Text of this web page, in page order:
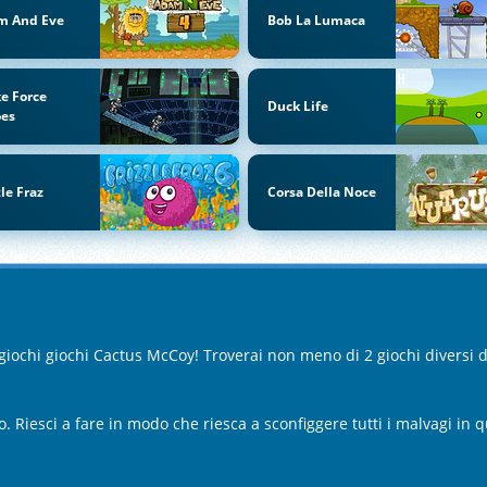
And Eve Bob La Lumaca
Force
Duck Life
Fraz Corsa Della Noce
giochi Cactus McCoy! Troverai non meno di 2 giochi diversi
Riesci a fare in modo che riesca a sconfiggere tutti i malvagi in